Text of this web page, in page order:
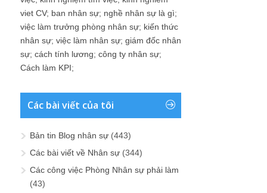
viet CV; ban nhân sự; nghề nhân sự là gì;
việc làm trưởng phòng nhân sự; kiến thức
nhân sự; việc làm nhân sự; giám đốc nhân
sự; cách tính lương; công ty nhân sự;
Cách làm KPI;
Các bài viết của tôi
Bản tin Blog nhân sự (443)
Các bài viết về Nhân sự (344)
Các công việc Phòng Nhân sự phải làm
(43)